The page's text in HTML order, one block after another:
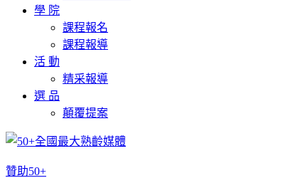
學 院
課程報名
課程報導
活 動
精采報導
選 品
顛覆提案
贊助50+